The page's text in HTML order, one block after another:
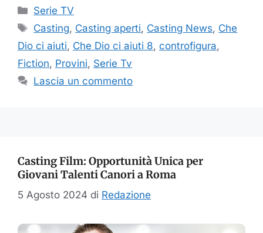
Categorie
Serie TV
Tag
Casting, Casting aperti, Casting News, Che
Dio ci aiuti, Che Dio ci aiuti 8, controfigura,
Fiction, Provini, Serie Tv
Lascia un commento
Casting Film: Opportunità Unica per
Giovani Talenti Canori a Roma
5 Agosto 2024 di Redazione